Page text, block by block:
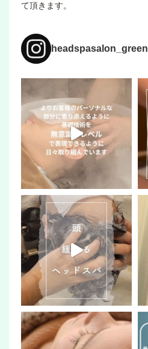
て頂きます。
headspasalon_green